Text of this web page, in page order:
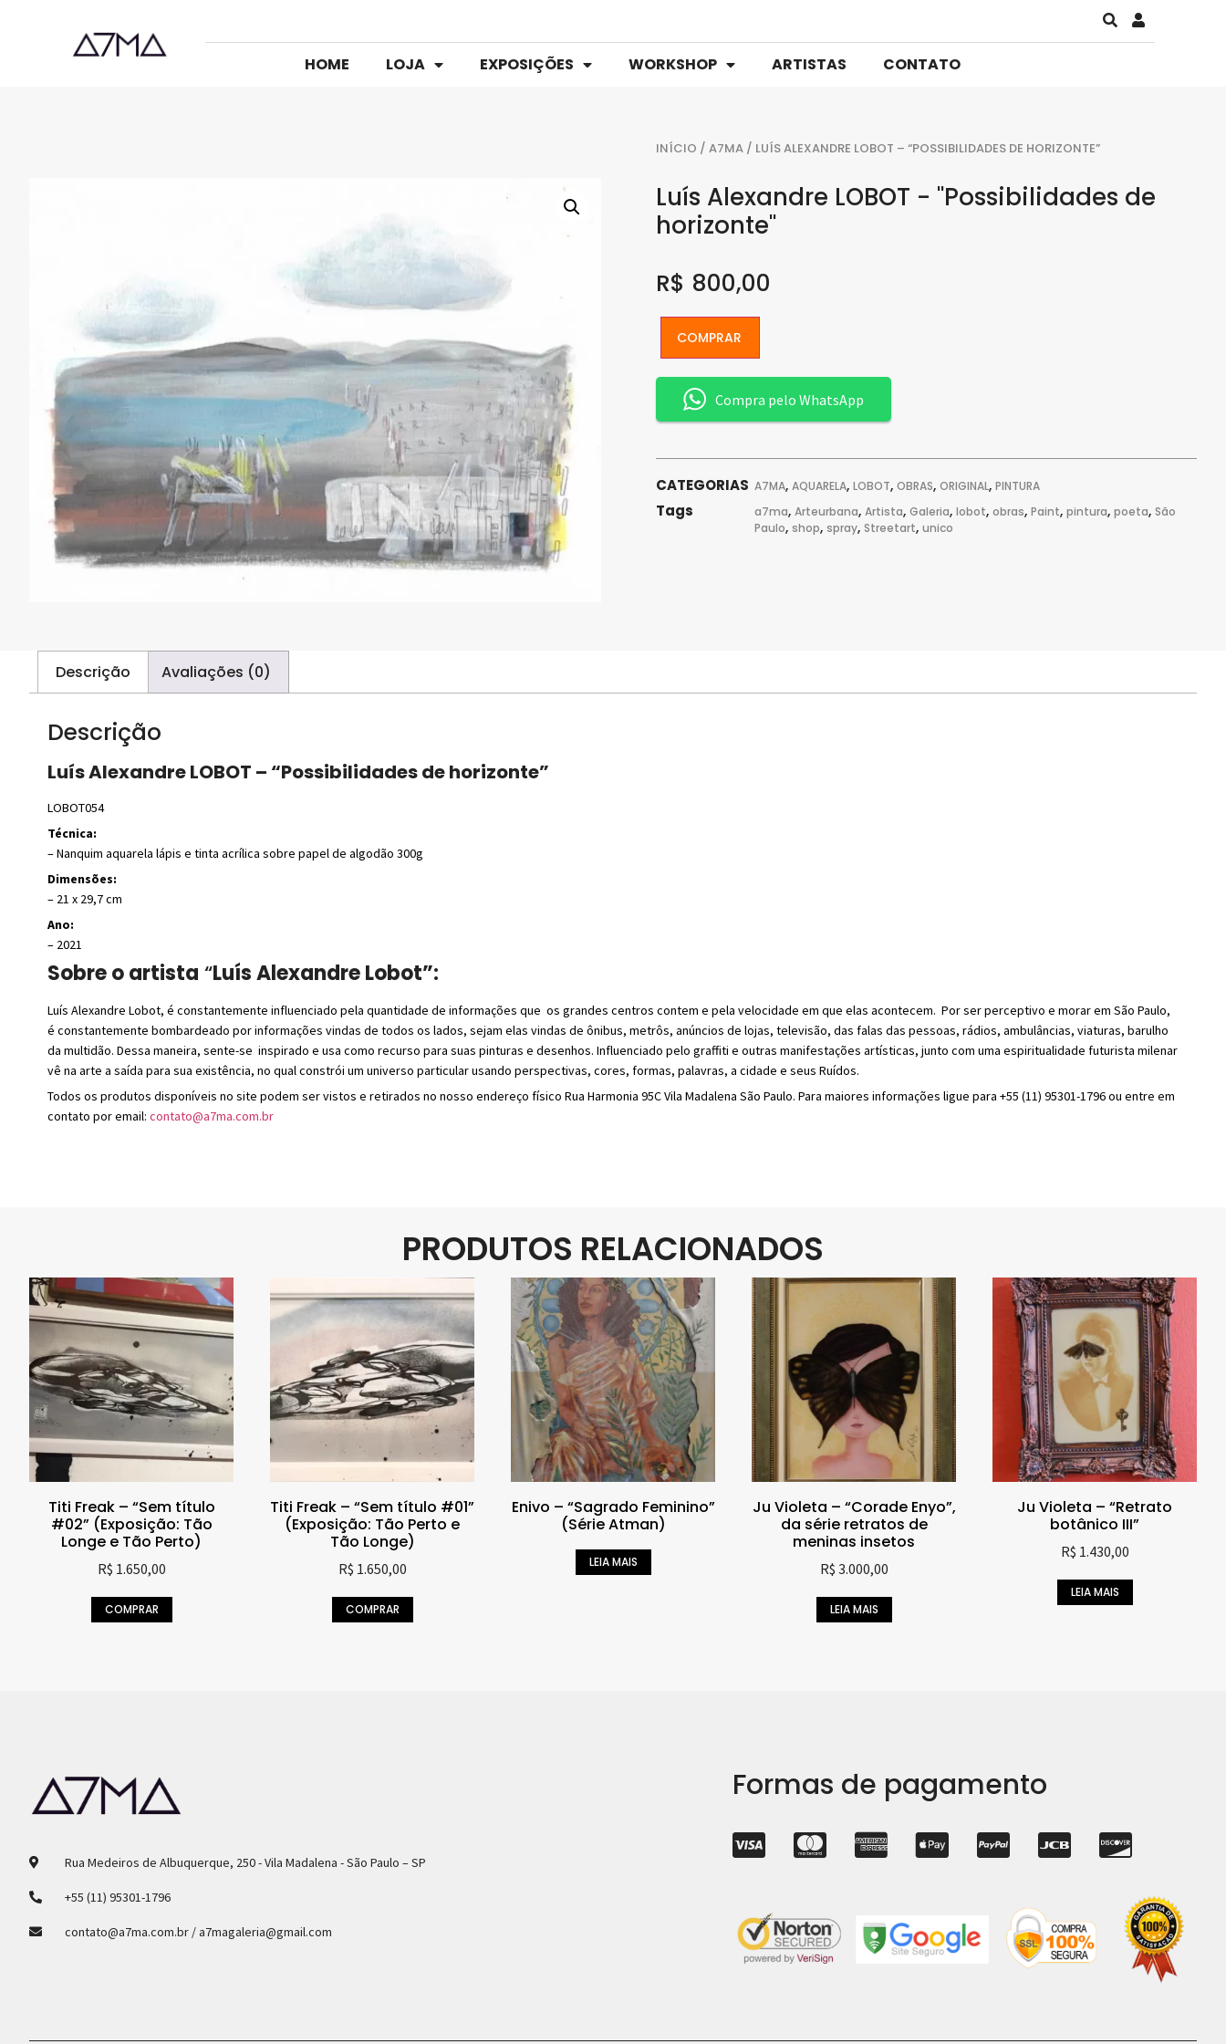
HOME LOJA EXPOSIÇÕES WORKSHOP ARTISTAS CONTATO
INÍCIO /A7MA / LUÍS ALEXANDRE LOBOT – “POSSIBILIDADES DE HORIZONTE”
Luís Alexandre LOBOT - "Possibilidades de
horizonte"
R$ 800,00
COMPRAR
Compra pelo WhatsApp
CATEGORIAS A7MA,AQUARELA,LOBOT,OBRAS,ORIGINAL,PINTURA
Tags a7ma,Arteurbana,Artista,Galeria,lobot,obras,Paint,pintura,poeta,São
Paulo, shop, spray,Streetart,unico
Descrição Avaliações (0)
Descrição
Luís Alexandre LOBOT – “Possibilidades de horizonte”
LOBOT054
Técnica:
– Nanquim aquarela lápis e tinta acrílica sobre papel de algodão 300g
Dimensões:
– 21 x 29,7 cm
Ano:
– 2021
Sobre o artista “Luís Alexandre Lobot”:
Luís Alexandre Lobot, é constantemente influenciado pela quantidade de informações que os grandes centros contem e pela velocidade em que elas acontecem. Por ser perceptivo e morar em São Paulo,
é constantemente bombardeado por informações vindas de todos os lados, sejam elas vindas de ônibus, metrôs, anúncios de lojas, televisão, das falas das pessoas, rádios, ambulâncias, viaturas, barulho
da multidão. Dessa maneira, sente-se inspirado e usa como recurso para suas pinturas e desenhos. Influenciado pelo graffiti e outras manifestações artísticas, junto com uma espiritualidade futurista milenar
vê na arte a saída para sua existência, no qual constrói um universo particular usando perspectivas, cores, formas, palavras, a cidade e seus Ruídos.
Todos os produtos disponíveis no site podem ser vistos e retirados no nosso endereço físico Rua Harmonia 95C Vila Madalena São Paulo. Para maiores informações ligue para +55 (11) 95301-1796 ou entre em
contato por email: contato@a7ma.com.br
PRODUTOS RELACIONADOS
Titi Freak – “Sem título
#02” (Exposição: Tão
Longe e Tão Perto)
R$ 1.650,00
COMPRAR
Titi Freak – “Sem título #01”
(Exposição: Tão Perto e
Tão Longe)
R$ 1.650,00
COMPRAR
Enivo – “Sagrado Feminino”
(Série Atman)
LEIA MAIS
Ju Violeta – “Corade Enyo”,
da série retratos de
meninas insetos
R$ 3.000,00
LEIA MAIS
Ju Violeta – “Retrato
botânico III”
R$ 1.430,00
LEIA MAIS
Rua Medeiros de Albuquerque, 250 - Vila Madalena - São Paulo – SP
+55 (11) 95301-1796
contato@a7ma.com.br / a7magaleria@gmail.com
Formas de pagamento